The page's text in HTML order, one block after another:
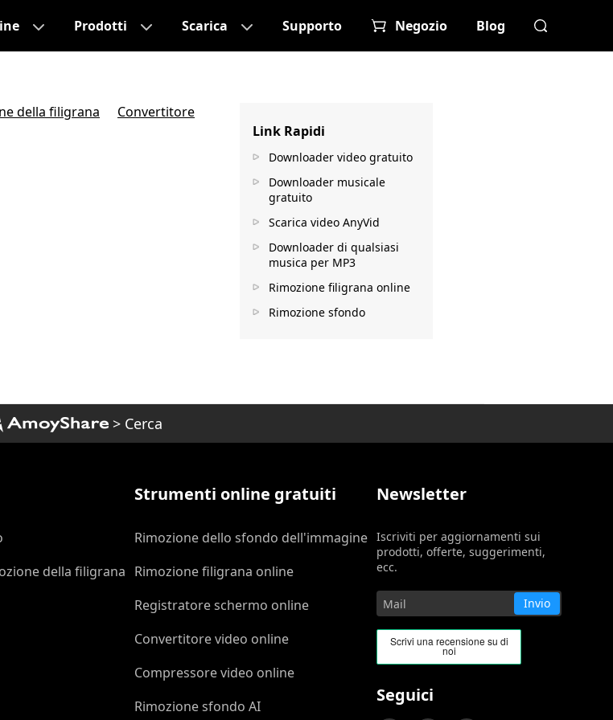
Prodotti Scarica Supporto Negozio Blog
della filigrana
Convertitore
Link Rapidi
Downloader video gratuito
Downloader musicale
gratuito
Scarica video AnyVid
Downloader di qualsiasi
musica per MP3
Rimozione filigrana online
Rimozione sfondo
> Cerca
della filigrana
Strumenti online gratuiti
Rimozione dello sfondo dell'immagine
Rimozione filigrana online
Registratore schermo online
Convertitore video online
Compressore video online
Rimozione sfondo AI
Newsletter
Iscriviti per aggiornamenti sui
prodotti, offerte, suggerimenti,
ecc.
Invio
Seguici